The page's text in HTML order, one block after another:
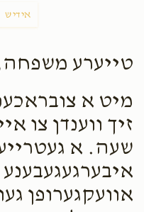
גייט צום כותל...
Ginsberg
$18.00
$100.00
אידיש
טייערע
מיט א
זיך ווענדן צו
שעה. א געטרייע
אוועקגערופן